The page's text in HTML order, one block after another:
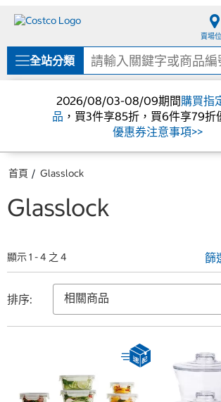
單
賣場
全站分類
2026/08/03-08/09期間購買指
品 ，買3件享85折，買6件享79折
優惠券注意事項>>
首頁 Glasslock
Glasslock
顯示 1 - 4 之 4 篩
排序: